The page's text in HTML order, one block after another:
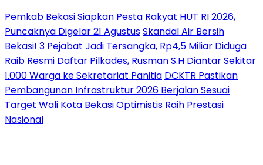
Pemkab Bekasi Siapkan Pesta Rakyat HUT RI 2026,
Puncaknya Digelar 21 AgustusSkandal Air Bersih
Bekasi! 3 Pejabat Jadi Tersangka, Rp4,5 Miliar Diduga
Raib Resmi Daftar Pilkades, Rusman S.H Diantar Sekitar
1.000 Warga ke Sekretariat Panitia DCKTR Pastikan
Pembangunan Infrastruktur 2026 Berjalan Sesuai
Target Wali Kota Bekasi Optimistis Raih Prestasi
Nasional